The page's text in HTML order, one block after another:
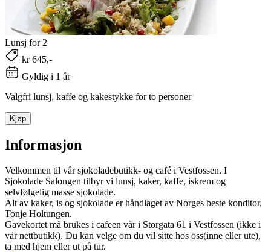
Lunsj for 2
kr 645,-
Gyldig i 1 år
Valgfri lunsj, kaffe og kakestykke for to personer
Kjøp
Informasjon
Velkommen til vår sjokoladebutikk- og café i Vestfossen. I
Sjokolade Salongen tilbyr vi lunsj, kaker, kaffe, iskrem og
selvfølgelig masse sjokolade.
Alt av kaker, is og sjokolade er håndlaget av Norges beste konditor,
Tonje Holtungen.
Gavekortet må brukes i cafeen vår i Storgata 61 i Vestfossen (ikke i
vår nettbutikk). Du kan velge om du vil sitte hos oss(inne eller ute),
ta med hjem eller ut på tur.